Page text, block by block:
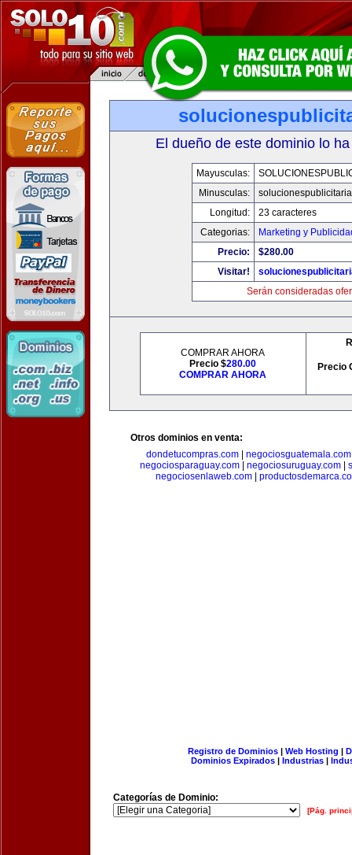
El dueño de este dominio lo
Mayusculas:
Minusculas:
Longitud:
23 caracteres
Categorias:
Marketing y
Precio:
$280.00
Visitar!
Serán consideradas
COMPRAR AHORA
Precio $280.00
COMPRAR AHORA
Precio
Otros dominios en venta:
dondetucompras.com| negociosguatemala.com
negociosparaguay.com
negociosuruguay.com
negociosenlaweb.com
Registro de Dominios| Web Hosting |
Dominios Expirados | Industrias |
Categorías de Dominio:
[Pág.